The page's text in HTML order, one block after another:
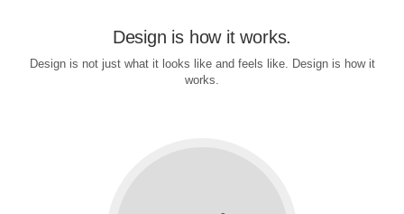
Design is how it works.
Design is not just what it looks like and feels like. Design is how it
works.